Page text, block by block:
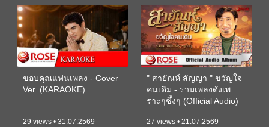
ขอบคุณแฟนเพลง - Cover
Ver. (KARAOKE)
29 views • 31.07.2569
" สายัณห์ สัญญา " ขวัญใจ
คนเดิม - รวมเพลงดังเพ
ราะๆซึ้งๆ (Official Audio)
27 views • 21.07.2569